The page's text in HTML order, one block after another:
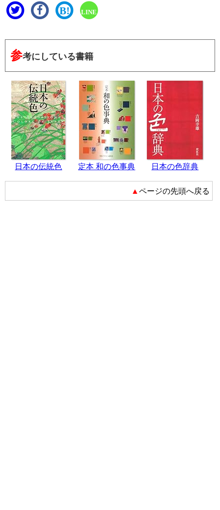
B! LINE
参考にしている書籍
日本の伝統色 定本 和の色事典 日本の色辞典
▲ページの先頭へ戻る